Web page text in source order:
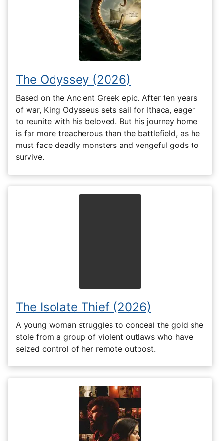
The Odyssey (2026)
Based on the Ancient Greek epic. After ten years
of war, King Odysseus sets sail for Ithaca, eager
to reunite with his beloved. But his journey home
is far more treacherous than the battlefield, as he
must face deadly monsters and vengeful gods to
survive.
The Isolate Thief (2026)
A young woman struggles to conceal the gold she
stole from a group of violent outlaws who have
seized control of her remote outpost.